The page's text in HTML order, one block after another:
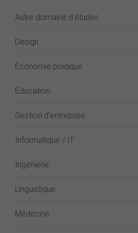
Autre domaine d'études
Design
Économie politique
Éducation
Gestion d'entreprise
Informatique / IT
Ingénierie
Linguistique
Médecine